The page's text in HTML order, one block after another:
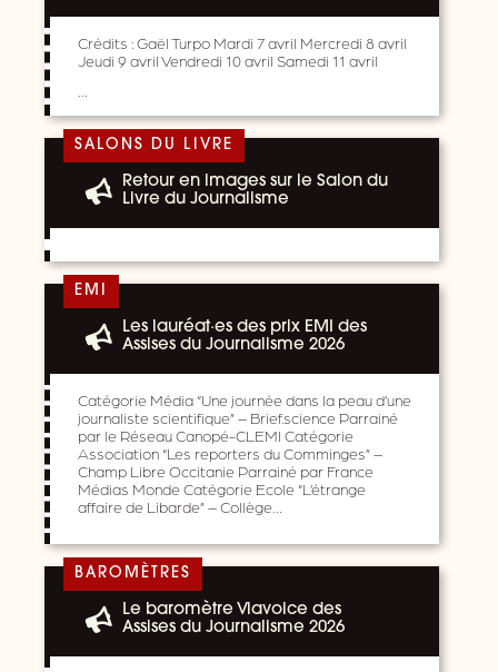
Crédits : Gaël Turpo Mardi 7 avril Mercredi 8 avril
Jeudi 9 avril Vendredi 10 avril Samedi 11 avril
SALONS DU LIVRE
Retour en images sur le Salon du
Livre du Journalisme
EMI
Les lauréat·es des prix EMI des
Assises du Journalisme 2026
Catégorie Média “Une journée dans la peau d’une
journaliste scientifique” – Brief.science Parrainé
par le Réseau Canopé-CLEMI Catégorie
Association “Les reporters du Comminges” –
Champ Libre Occitanie Parrainé par France
Médias Monde Catégorie Ecole “L’étrange
affaire de Libarde” – Collège…
BAROMÈTRES
Le baromètre Viavoice des
Assises du Journalisme 2026